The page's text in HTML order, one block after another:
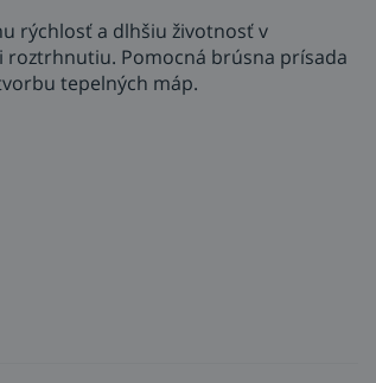
rýchlosť a dlhšiu životnosť v
roztrhnutiu. Pomocná brúsna prísada
tepelných máp.